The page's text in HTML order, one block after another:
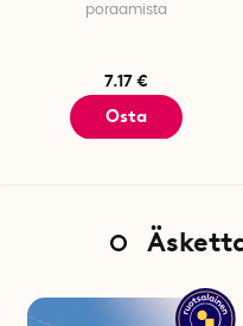
poraamista
7.17 €
Osta